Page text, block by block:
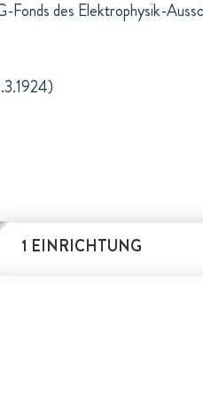
Fonds des Elektrophysik-
1 EINRICHTUNG